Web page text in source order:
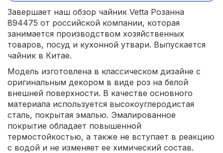
Завершает наш обзор чайник Vetta Розанна
894475 от российской компании, которая
занимается производством хозяйственных
товаров, посуд и кухонной утвари. Выпускается
чайник в Китае.
Модель изготовлена в классическом дизайне с
оригинальным декором в виде роз на белой
внешней поверхности. В качестве основного
материала используется высокоуглеродистая
сталь, покрытая эмалью. Эмалированное
покрытие обладает повышенной
термостойкостью, а также не вступает в реакцию
с водой и не изменяет ее химический состав.